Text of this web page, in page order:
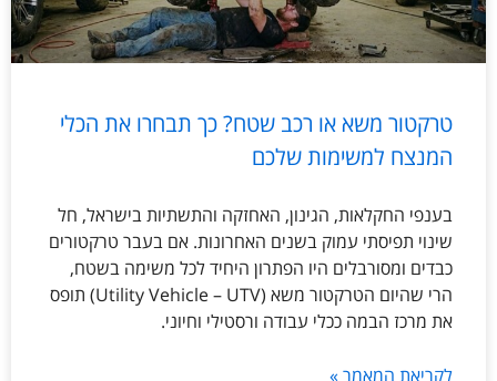
טרקטור משא או רכב שטח? כך תבחרו את הכלי
המנצח למשימות שלכם
בענפי החקלאות, הגינון, האחזקה והתשתיות בישראל, חל
שינוי תפיסתי עמוק בשנים האחרונות. אם בעבר טרקטורים
כבדים ומסורבלים היו הפתרון היחיד לכל משימה בשטח,
הרי שהיום הטרקטור משא (Utility Vehicle – UTV) תופס
את מרכז הבמה ככלי עבודה ורסטילי וחיוני.
לקריאת המאמר »